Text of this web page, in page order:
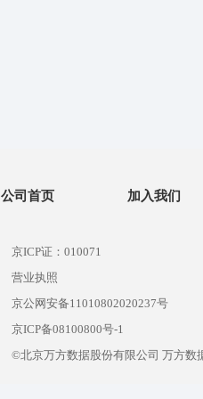
公司首页 加入我们
京ICP证：010071
营业执照
京公网安备11010802020237号
京ICP备08100800号-1
©北京万方数据股份有限公司 万方数